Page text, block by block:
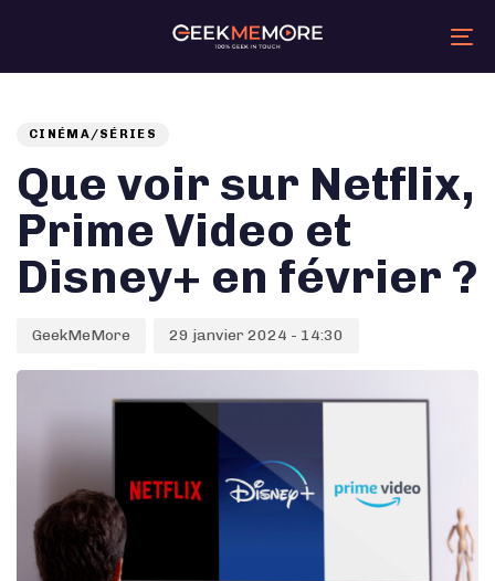
Skip
CINÉMA/SÉRIES
Que voir sur Netflix,
Prime Video et
Disney+ en février ?
GeekMeMore 29 janvier 2024 - 14:30